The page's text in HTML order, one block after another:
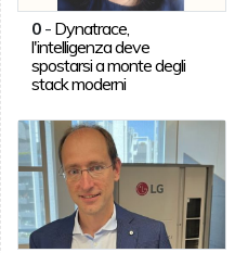
0- Dynatrace,
l'intelligenza deve
spostarsi a monte degli
stack moderni